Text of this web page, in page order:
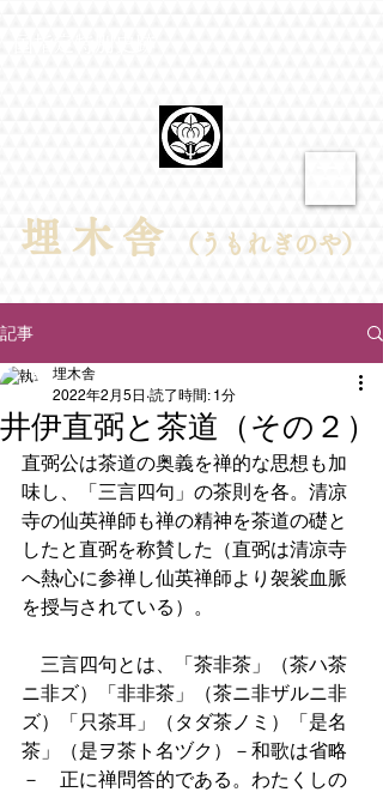
埋​木舎 （うもれぎのや）
記事
井伊直弼と茶道（その２）
埋木舎
2022年2月5日 読了時間: 1分
直弼公は茶道の奥義を禅的な思想も加
味し、「三言四句」の茶則を各。清凉
寺の仙英禅師も禅の精神を茶道の礎と
したと直弼を称賛した（直弼は清凉寺
へ熱心に参禅し仙英禅師より袈裟血脈
を授与されている）。
三言四句とは、「茶非茶」（茶ハ茶
ニ非ズ）「非非茶」（茶ニ非ザルニ非
ズ）「只茶耳」（タダ茶ノミ）「是名
茶」（是ヲ茶ト名ヅク）－和歌は省略
－　正に禅問答的である。わたくしの